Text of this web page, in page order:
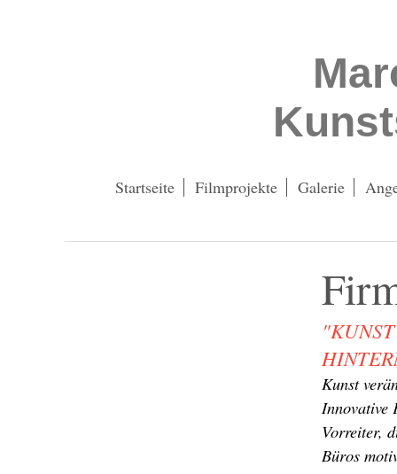
Startseite Filmprojekte Galerie
Kunst
Innovative
Vorreiter,
Büros